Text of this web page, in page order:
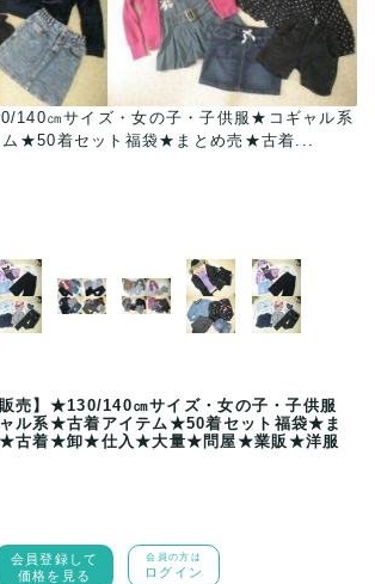
140㎝サイズ・女の子・子供服★コギャル系
★50着セット福袋★まとめ売★古着...
販売】★130/140㎝サイズ・女の子・子供服
ル系★古着アイテム★50着セット福袋★ま
★古着★卸★仕入★大量★問屋★業販★洋服
会員登録して
価格を見る
会員の方は
ログイン